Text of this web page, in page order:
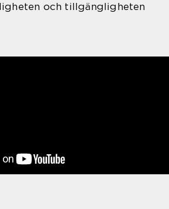
och tillgängligheten